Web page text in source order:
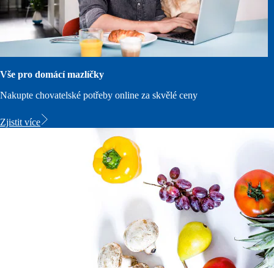
Vše pro domácí mazlíčky
Nakupte chovatelské potřeby online za skvělé ceny
Zjistit více